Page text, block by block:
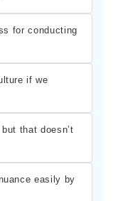
for conducting
if we
that doesn’t
easily by